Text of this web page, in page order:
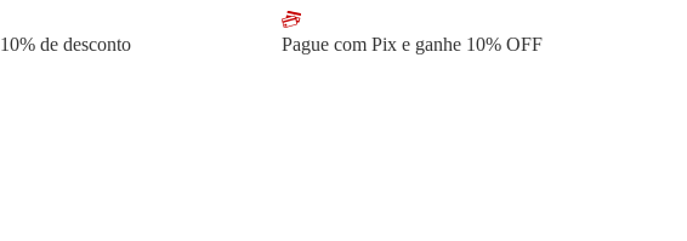
10% de desconto Pague com Pix e ganhe 10% OFF